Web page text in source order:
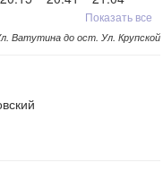
Показать все
Ватутина до ост. Ул. Крупской